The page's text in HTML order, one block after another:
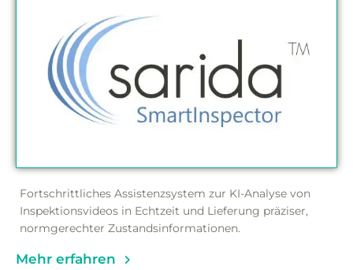
Fortschrittliches Assistenzsystem zur KI-Analyse von
Inspektionsvideos in Echtzeit und Lieferung präziser,
normgerechter Zustandsinformationen.
Mehr erfahren